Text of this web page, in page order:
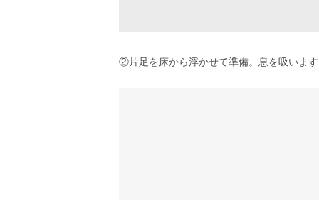
②片足を床から浮かせて準備。息を吸いま